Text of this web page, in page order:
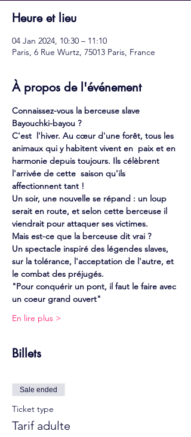
Heure et lieu
04 Jan 2024, 10:30 – 11:10
Paris, 6 Rue Wurtz, 75013 Paris, France
À propos de l'événement
Connaissez-vous la berceuse slave
Bayouchki-bayou ?
C'est  l'hiver. Au cœur d'une forêt, tous les
animaux qui y habitent vivent en  paix et en
harmonie depuis toujours. Ils célèbrent
l'arrivée de cette  saison qu'ils
affectionnent tant !
Un soir, une nouvelle se répand : un loup
serait en route, et selon cette berceuse il
viendrait pour attaquer ses victimes.
Mais est-ce que la berceuse dit vrai ?
Un spectacle inspiré des légendes slaves,
sur la tolérance, l'acceptation de l'autre, et
le combat des préjugés.
"Pour conquérir un pont, il faut le faire avec
un coeur grand ouvert"
En lire plus >
Billets
Sale ended
Ticket type
Tarif adulte